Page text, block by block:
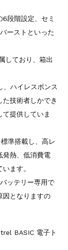
段階設定、セミ
ーストといった
しており、箱出
、ハイレスポンス
技術者しかでき
提供していま
準搭載し、高レ
発熱、低消費電
ます。
ッテリー専用で
因となりますの
BASIC 電子ト